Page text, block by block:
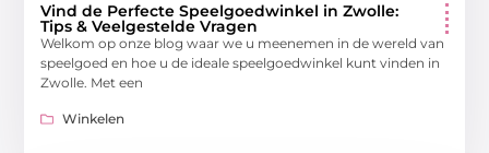
Vind de Perfecte Speelgoedwinkel in Zwolle:
Tips & Veelgestelde Vragen
Welkom op onze blog waar we u meenemen in de wereld van
speelgoed en hoe u de ideale speelgoedwinkel kunt vinden in
Zwolle. Met een
Winkelen